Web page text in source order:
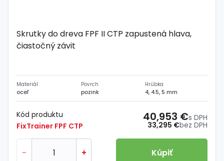
Skrutky do dreva FPF II CTP zapustená hlava,
čiastočný závit
Materiál
oceľ
Povrch
pozink
Hrúbka
4, 4.5, 5 mm
Kód produktu
FixTrainer FPF CTP
33,295 €bez DPH
40,953 €s DPH
- + Kúpiť